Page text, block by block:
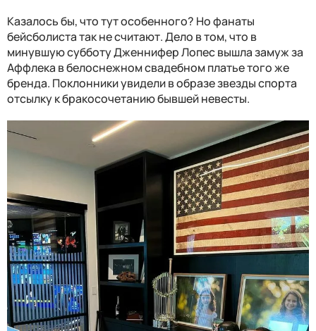
Казалось бы, что тут особенного? Но фанаты
бейсболиста так не считают. Дело в том, что в
минувшую субботу Дженнифер Лопес вышла замуж за
Аффлека в белоснежном свадебном платье того же
бренда. Поклонники увидели в образе звезды спорта
отсылку к бракосочетанию бывшей невесты.